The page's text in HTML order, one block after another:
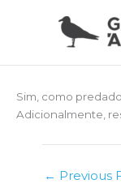
Sim, como
Adicionalmente,
← Previous